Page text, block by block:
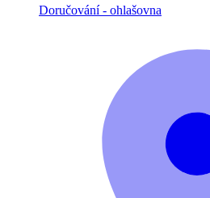
Doručování - ohlašovna